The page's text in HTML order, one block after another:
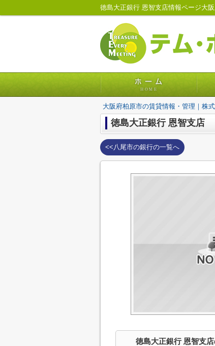
徳島大正銀行 恩智支店情報ページ大
大阪府柏原市の賃貸情報・管理｜株
徳島大正銀行 恩智支店
<<八尾市の銀行の一覧へ
徳島大正銀行 恩智支